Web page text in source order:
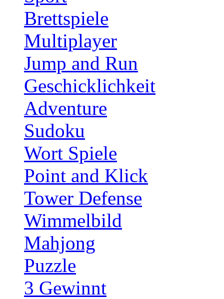
Brettspiele
Multiplayer
Jump and Run
Geschicklichkeit
Adventure
Sudoku
Wort Spiele
Point and Klick
Tower Defense
Wimmelbild
Mahjong
Puzzle
3 Gewinnt